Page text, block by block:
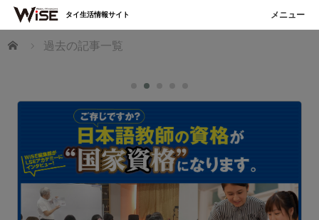
ホーム 過去の記事一覧
タイ生活情報サイト